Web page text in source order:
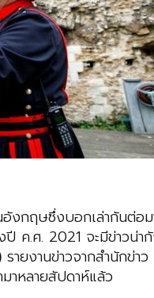
ฤษซึ่งบอกเล่ากันต่อม
ค.ศ. 2021 จะมีข่าวน่
รายงานข่าวจากสำนักข่าว
าหลายสัปดาห์แล้ว